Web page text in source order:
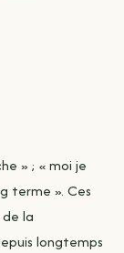
» ; « moi je
terme ». Ces
la
longtemps